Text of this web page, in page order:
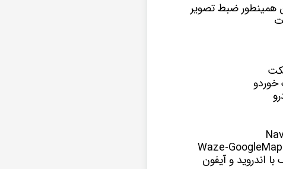
همینطور ضبط تصویر
خوردو
اندروید و آیفون